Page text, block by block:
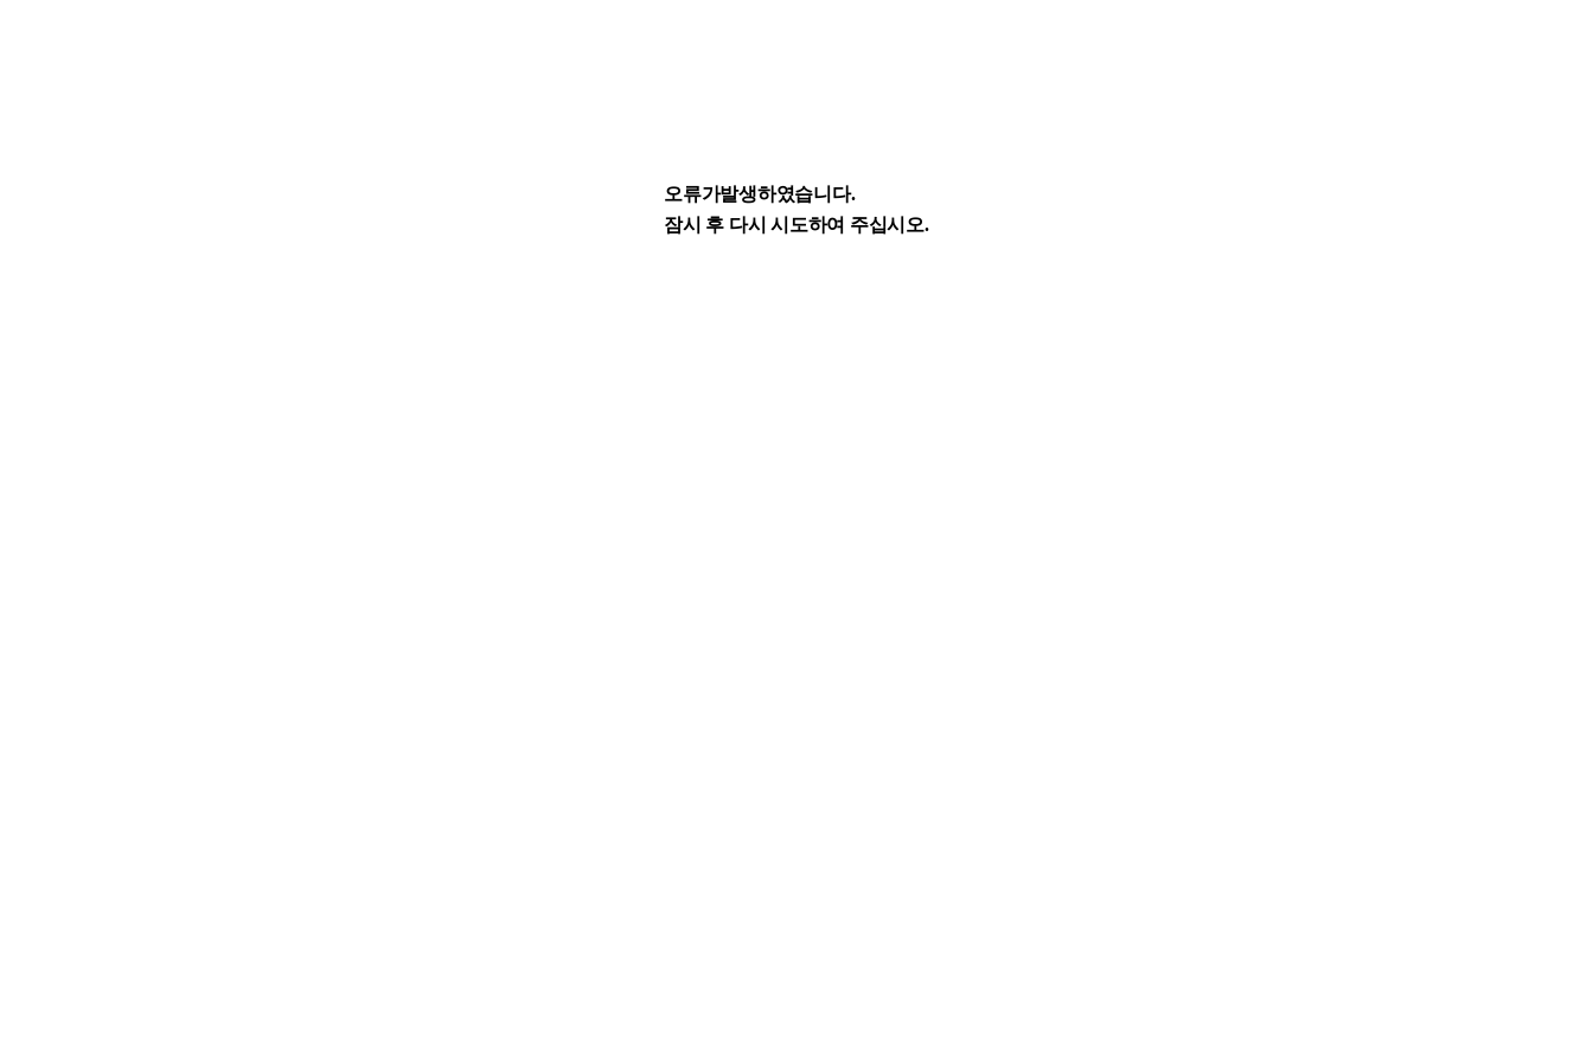
오류가발생하였습니다.
잠시 후 다시 시도하여 주십시오.